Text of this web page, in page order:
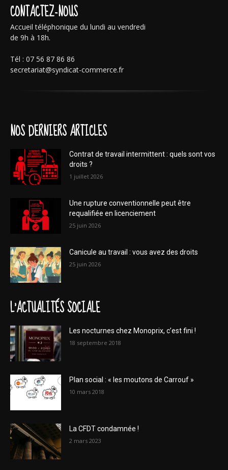
CONTACTEZ-NOUS
Accueil téléphonique du lundi au vendredi
de 9h à 18h.
Tél : 07 56 87 86 86
secretariat@syndicat-commerce.fr
NOS DERNIERS ARTICLES
Contrat de travail intermittent : quels sont vos
droits ?
1 juillet 2026
Une rupture conventionnelle peut être
requalifiée en licenciement
25 juin 2026
Canicule au travail : vous avez des droits
25 juin 2026
L'ACTUALITÉS SOCIALE
Les nocturnes chez Monoprix, c’est fini !
18 septembre 2018
Plan social : « les moutons de Carrouf »
10 mars 2018
La CFDT condamnée !
2 mars 2023